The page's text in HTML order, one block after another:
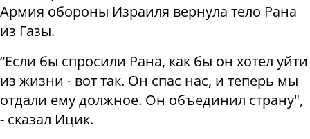
Армия обороны Израиля вернула тело Рана
из Газы.
“Если бы спросили Рана, как бы он хотел уйти
из жизни - вот так. Он спас нас, и теперь мы
отдали ему должное. Он объединил страну",
- сказал Ицик.